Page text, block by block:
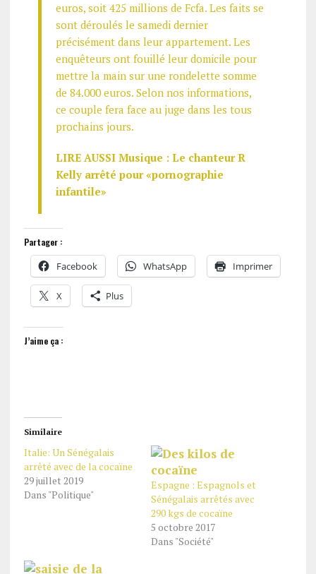
euros, soit 425 millions de Fcfa. Les faits se
sont déroulés le samedi dernier
précisément dans leur appartement. Les
enquêteurs ont fouillé leur domicile pour
mettre la main sur une rondelette somme
de 84.000 euros. Selon nos informations,
ce couple fera face au juge dans les tous
prochains jours.
LIRE AUSSI Musique : Le chanteur R
Kelly arrêté pour «pornographie
infantile»
Partager :
Facebook WhatsApp Imprimer
X Plus
J’aime ça :
Similaire
Italie: Un Sénégalais
arrêté avec de la cocaïne
29 juillet 2019
Dans "Politique"
Espagne : Espagnols et
Sénégalais arrêtés avec
290 kgs de cocaïne
5 octobre 2017
Dans "Société"